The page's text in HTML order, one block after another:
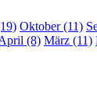
Oktober (11)
(8) März (11)